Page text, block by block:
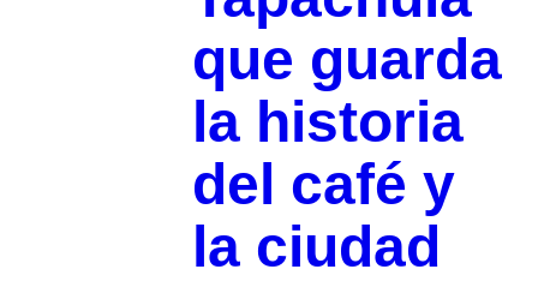
que guarda
la historia
del café y
la ciudad